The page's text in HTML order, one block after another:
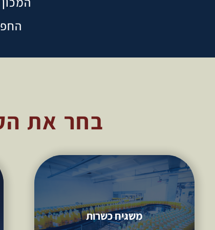
בחר את
משגיח כשרות
משגיח כשרות
16 מפגשים ויש לך תעודת משגיח כשרות